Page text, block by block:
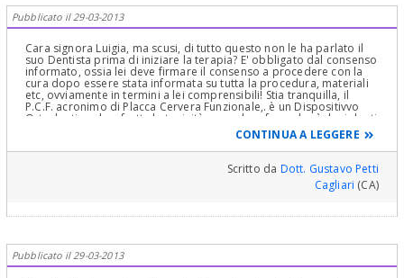
migliaia di casi alla UniTo. E' un apparecchio facile da portare che
non dà problemi cui i bambini si adattano subito: infatti è mia
esperienza dopo 30 anni che uso questi apparecchi che i guai ed i
problemi e le rogne le danno sempre esclusivamente le mamme e
mai i bambini, che invece si adattano benissimo a questi
apparecchi che sono educartivi nel portarli. Non faccia grossolani
errori, e glielo faccia portare!!
Pubblicato il 29-03-2013
Cara signora Luigia, ma scusi, di tutto questo non le ha parlato il
suo Dentista prima di iniziare la terapia? E' obbligato dal consenso
informato, ossia lei deve firmare il consenso a procedere con la
cura dopo essere stata informata su tutta la procedura, materiali
etc, ovviamente in termini a lei comprensibili! Stia tranquilla, il
P.C.F. acronimo di Placca Cervera Funzionale,. è un Dispositivvo
Ortodontico che sfrutta la tonicità muscolare facendo sì che i denti
e i mascelari abbiano mobilità nelle tre direzioni spaziali
gnatologiche! Quindi si rassereni ed abbia più Fiducia nel suo
Dentista, col quale deve comunque chiarire perchè non le sia stato
spiegato tutto!Cordialmente Gustavo Petti, Parodontologia,
Implantologia, Gnatologia e Riabilitazione Orale Completa in Casi
Clinici Complessi ed Ortodonzia e Pedodonzia la figlia Claudia
CONTINUA A LEGGERE
Scritto da Dott. Gustavo Petti
Cagliari (CA)
Pubblicato il 29-03-2013